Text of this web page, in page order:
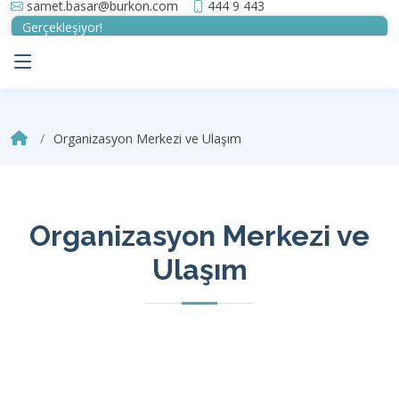
samet.basar@burkon.com
444 9 443
Gerçekleşiyor!
Organizasyon Merkezi ve Ulaşım
Organizasyon Merkezi ve
Ulaşım